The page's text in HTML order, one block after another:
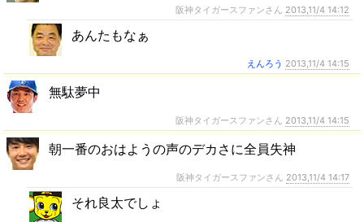
阪神タイガースファンさん 2013,11/4 14:12
あんたもなぁ
えんろう 2013,11/4 14:15
無駄夢中
阪神タイガースファンさん 2013,11/4 14:15
朝一番のおはようの声のデカさに全員失神
阪神タイガースファンさん 2013,11/4 14:17
それ良太でしょ